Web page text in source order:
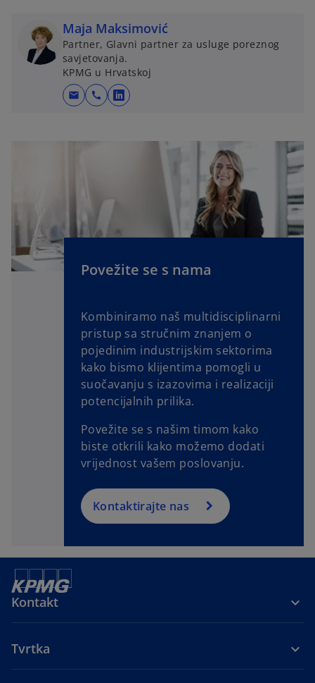
Maja Maksimović
Partner, Glavni partner za usluge poreznog
savjetovanja.
KPMG u Hrvatskoj
mail call
o
n
w
b
Povežite se s nama
Kombiniramo naš multidisciplinarni
pristup sa stručnim znanjem o
pojedinim industrijskim sektorima
kako bismo klijentima pomogli u
suočavanju s izazovima i realizaciji
potencijalnih prilika.
Povežite se s našim timom kako
biste otkrili kako možemo dodati
vrijednost vašem poslovanju.
Kontaktirajte nas
Kontakt
Tvrtka